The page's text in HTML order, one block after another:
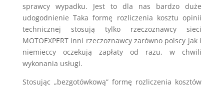
sprawcy wypadku. Jest to dla nas bardzo duże
udogodnienie Taka formę rozliczenia kosztu opinii
technicznej stosują tylko rzeczoznawcy sieci
MOTOEXPERT inni rzeczoznawcy zarówno polscy jak i
niemieccy oczekują zapłaty od razu, w chwili
wykonania usługi.
Stosując „bezgotówkową” formę rozliczenia kosztów